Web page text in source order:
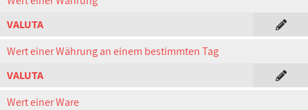
VALUTA
Wert einer Währung an einem bestimmten Tag
VALUTA
Wert einer Ware